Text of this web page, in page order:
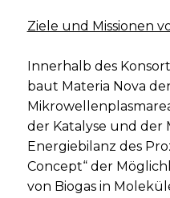
Ziele und Missionen
Innerhalb des
baut Materia Nova
der Katalyse und der
Energiebilanz des
Concept“ der
von Biogas in